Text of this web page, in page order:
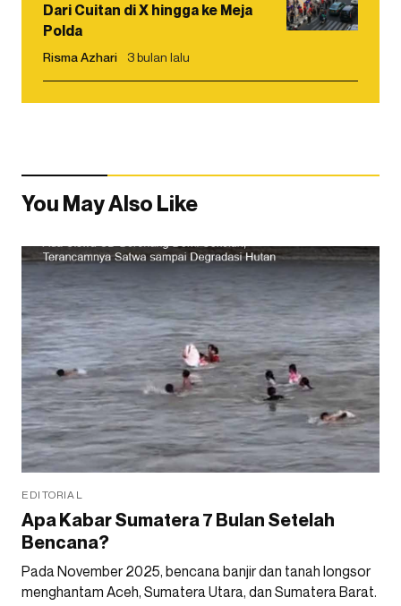
Dari Cuitan di X hingga ke Meja
Polda
Risma Azhari 3 bulan lalu
You May Also Like
EDITORIAL
Apa Kabar Sumatera 7 Bulan Setelah
Bencana?
Pada November 2025, bencana banjir dan tanah longsor
menghantam Aceh, Sumatera Utara, dan Sumatera Barat.